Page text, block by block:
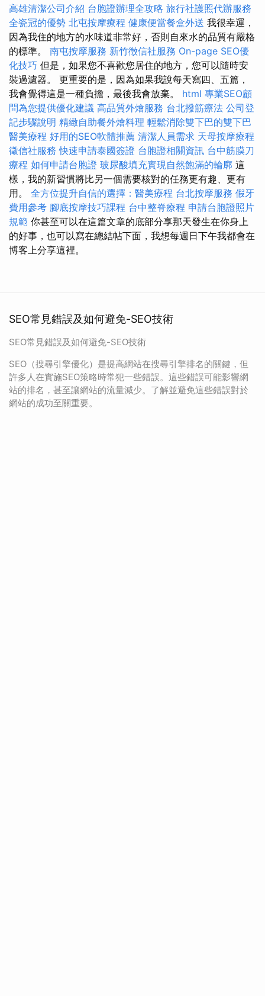
高雄清潔公司介紹 台胞證辦理全攻略 旅行社護照代辦服務
全瓷冠的優勢 北屯按摩療程 健康便當餐盒外送 我很幸運，
因為我住的地方的水味道非常好，否則自來水的品質有嚴格
的標準。 南屯按摩服務 新竹徵信社服務 On-page SEO優
化技巧 但是，如果您不喜歡您居住的地方，您可以隨時安
裝過濾器。 更重要的是，因為如果我說每天寫四、五篇，
我會覺得這是一種負擔，最後我會放棄。 html 專業SEO顧
問為您提供優化建議 高品質外燴服務 台北撥筋療法 公司登
記步驟說明 精緻自助餐外燴料理 輕鬆消除雙下巴的雙下巴
醫美療程 好用的SEO軟體推薦 清潔人員需求 天母按摩療程
徵信社服務 快速申請泰國簽證 台胞證相關資訊 台中筋膜刀
療程 如何申請台胞證 玻尿酸填充實現自然飽滿的輪廓 這
樣，我的新習慣將比另一個需要核對的任務更有趣、更有
用。 全方位提升自信的選擇：醫美療程 台北按摩服務 假牙
費用參考 腳底按摩技巧課程 台中整脊療程 申請台胞證照片
規範 你甚至可以在這篇文章的底部分享那天發生在你身上
的好事，也可以寫在總結帖下面，我想每週日下午我都會在
博客上分享這裡。
SEO常見錯誤及如何避免-SEO技術
SEO常見錯誤及如何避免-SEO技術
SEO（搜尋引擎優化）是提高網站在搜尋引擎排名的關鍵，但
許多人在實施SEO策略時常犯一些錯誤。這些錯誤可能影響網
站的排名，甚至讓網站的流量減少。了解並避免這些錯誤對於
網站的成功至關重要。